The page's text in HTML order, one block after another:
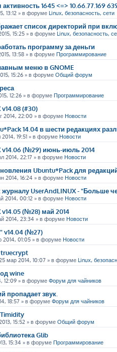
1645 <=> 10.66.77.169
13:12 » в форуме Linux, безопасность, сети
список директорий при
15:25 » в форуме Linux, безопасность,
программу за деньги
13:58 » в форуме Программирование
меню в GNOME
15:26 » в форуме Общий форум
12:26 » в форуме Программирование
(#30)
2014, 22:00 » в форуме Новости
14.04 в шести редакциях
2014, 19:51 » в форуме Новости
v14.06 (№29) июнь-июль 2014
2014, 22:17 » в форуме Новости
Ubuntu*Pack для
2014, 16:24 » в форуме Новости
UserAndLINUX - "Больше
2014, 00:12 » в форуме Новости
v14.05 (№28) май 2014
2014, 23:34 » в форуме Новости
v14.04 (№27)
2014, 01:05 » в форуме Новости
25 мар 2014, 10:07 » в форуме Linux,
wine
12:09 » в форуме Форум для чайников
пропадает звук.
18:57 » в форуме Форум для чайников
Timidity
15:52 » в форуме Общий форум
Glib
15:34 » в форуме Программирование